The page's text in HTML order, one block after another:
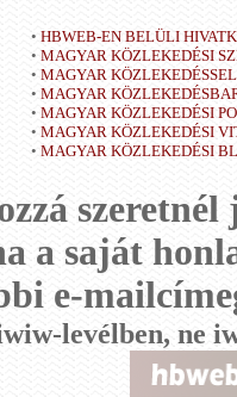
• HBWEB-EN BELÜLI
• MAGYAR KÖZLEKEDÉSI
• MAGYAR
• MAGYAR
• MAGYAR KÖZLEKEDÉSI
• MAGYAR KÖZLEKEDÉSI
• MAGYAR KÖZLEKEDÉSI
a saját
e-
levélben, ne